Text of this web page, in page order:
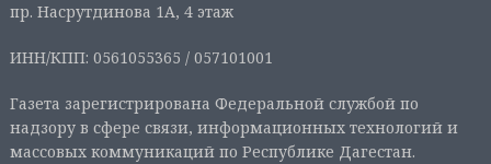
пр. Насрутдинова 1А, 4 этаж
ИНН/КПП: 0561055365 / 057101001
Газета зарегистрирована Федеральной службой по
надзору в сфере связи, информационных технологий и
массовых коммуникаций по Республике Дагестан.